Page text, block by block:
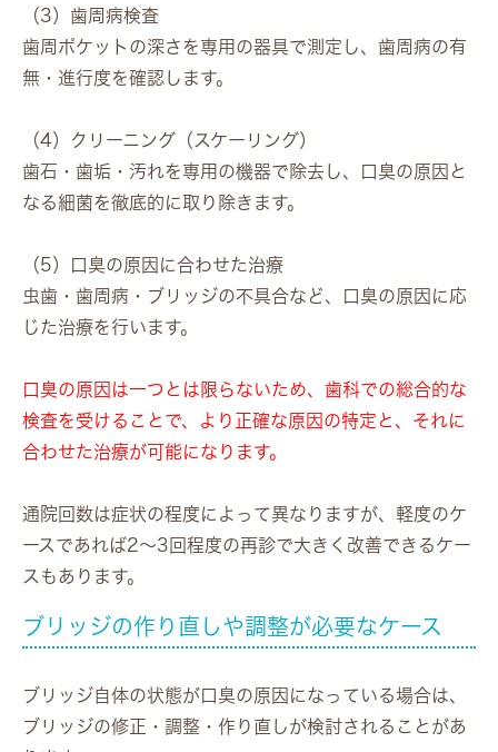
（3）歯周病検査
歯周ポケットの深さを専用の器具で測定し、歯周病の有
無・進行度を確認します。
（4）クリーニング（スケーリング）
歯石・歯垢・汚れを専用の機器で除去し、口臭の原因と
なる細菌を徹底的に取り除きます。
（5）口臭の原因に合わせた治療
虫歯・歯周病・ブリッジの不具合など、口臭の原因に応
じた治療を行います。
口臭の原因は一つとは限らないため、歯科での総合的な
検査を受けることで、より正確な原因の特定と、それに
合わせた治療が可能になります。
通院回数は症状の程度によって異なりますが、軽度のケ
ースであれば2〜3回程度の再診で大きく改善できるケー
スもあります。
ブリッジの作り直しや調整が必要なケース
ブリッジ自体の状態が口臭の原因になっている場合は、
ブリッジの修正・調整・作り直しが検討されることがあ